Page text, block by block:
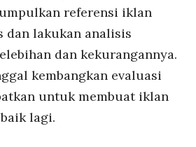
referensi iklan
dan lakukan analisis
dan kekurangannya.
kembangkan evaluasi
untuk membuat iklan
lagi.